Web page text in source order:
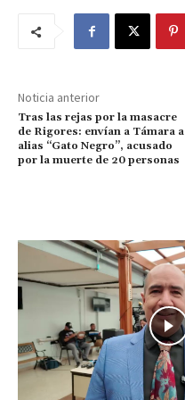
Noticia anterior
Tras las rejas por la masacre
de Rigores: envían a Támara a
alias “Gato Negro”, acusado
por la muerte de 20 personas